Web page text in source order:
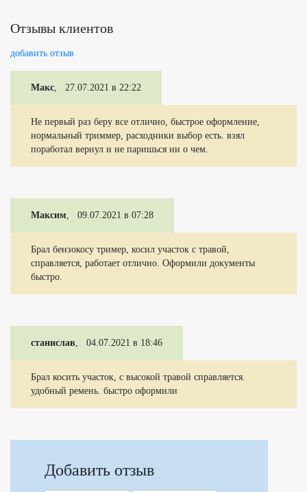
Отзывы клиентов
добавить отзыв
Макс, 27.07.2021 в 22:22
Не первый раз беру все отлично, быстрое оформление,
нормальный триммер, расходники выбор есть. взял
поработал вернул и не паришься ни о чем.
Максим, 09.07.2021 в 07:28
Брал бензокосу тример, косил участок с травой,
справляется, работает отлично. Оформили документы
быстро.
станислав, 04.07.2021 в 18:46
Брал косить участок, с высокой травой справляется.
удобный ремень. быстро оформили
Добавить отзыв